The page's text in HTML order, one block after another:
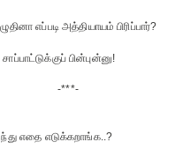
எப்படி அத்தியாயம் பிரிப்பார்?
பின்புன்னு!
-***-
எதை எடுக்கறாங்க..?